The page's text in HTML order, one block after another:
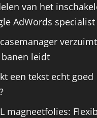
van het
AdWords specialist
leidt
een tekst echt goed
magneetfolies: